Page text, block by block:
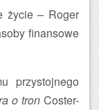
życie – Roger
finansowe
przystojnego
o tronCoster-